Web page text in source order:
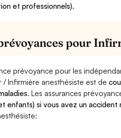
et professionnels).
pour
prévoyance pour les
/ Infirmière anesthésiste est de
. Les assurances
enfants) si vous avez un accident